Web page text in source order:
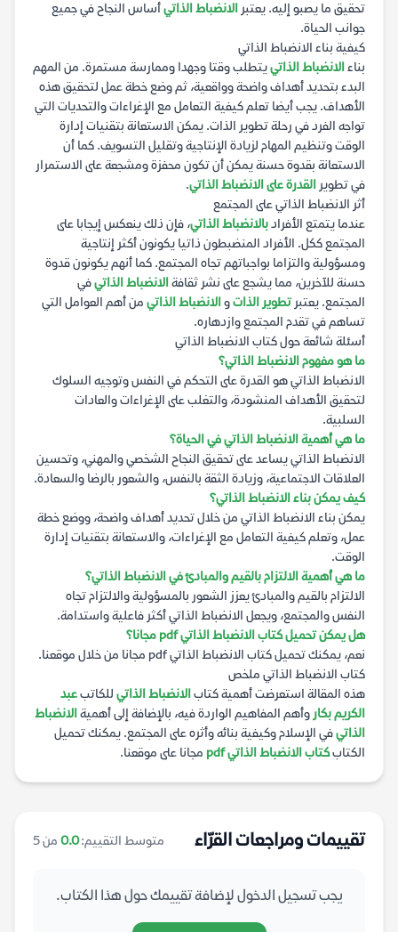
تحقيق ما يصبو إليه. يعتبر الانضباط الذاتيأساس النجاح في جميع
جوانب الحياة.
كيفية بناء الانضباط الذاتي
بناءالانضباط الذاتييتطلب وقتا وجهدا وممارسة مستمرة. من المهم
البدء بتحديد أهداف واضحة وواقعية، ثم وضع خطة عمل لتحقيق هذه
الأهداف. يجب أيضا تعلم كيفية التعامل مع الإغراءات والتحديات التي
تواجه الفرد في رحلة تطوير الذات. يمكن الاستعانة بتقنيات إدارة
الوقت وتنظيم المهام لزيادة الإنتاجية وتقليل التسويف. كما أن
الاستعانة بقدوة حسنة يمكن أن تكون محفزة ومشجعة على الاستمرار
في تطوير القدرة على الانضباط الذاتي.
أثر الانضباط الذاتي على المجتمع
عندما يتمتع الأفرادبالانضباط الذاتي، فإن ذلك ينعكس إيجابا على
المجتمع ككل. الأفراد المنضبطون ذاتيا يكونون أكثر إنتاجية
ومسؤولية والتزاما بواجباتهم تجاه المجتمع. كما أنهم يكونون قدوة
حسنة للآخرين، مما يشجع على نشر ثقافةالانضباط الذاتيفي
المجتمع. يعتبرتطوير الذاتوالانضباط الذاتي من أهم العوامل التي
تساهم في تقدم المجتمع وازدهاره.
أسئلة شائعة حول كتاب الانضباط الذاتي
ما هو مفهوم الانضباط الذاتي؟
الانضباط الذاتي هو القدرة على التحكم في النفس وتوجيه السلوك
لتحقيق الأهداف المنشودة، والتغلب على الإغراءات والعادات
السلبية.
ما هي أهمية الانضباط الذاتي في الحياة؟
الانضباط الذاتي يساعد على تحقيق النجاح الشخصي والمهني، وتحسين
العلاقات الاجتماعية، وزيادة الثقة بالنفس، والشعور بالرضا والسعادة.
كيف يمكن بناء الانضباط الذاتي؟
يمكن بناء الانضباط الذاتي من خلال تحديد أهداف واضحة، ووضع خطة
عمل، وتعلم كيفية التعامل مع الإغراءات، والاستعانة بتقنيات إدارة
الوقت.
ما هي أهمية الالتزام بالقيم والمبادئ في الانضباط الذاتي؟
الالتزام بالقيم والمبادئ يعزز الشعور بالمسؤولية والالتزام تجاه
النفس والمجتمع، ويجعل الانضباط الذاتي أكثر فاعلية واستدامة.
هل يمكن تحميل كتاب الانضباط الذاتي pdf مجانا؟
نعم، يمكنك تحميل كتاب الانضباط الذاتي pdf مجانا من خلال موقعنا.
كتاب الانضباط الذاتي ملخص
هذه المقالة استعرضت أهمية كتابالانضباط الذاتي للكاتبعبد
الكريم بكار وأهم المفاهيم الواردة فيه، بالإضافة إلى أهميةالانضباط
الذاتيفي الإسلام وكيفية بنائه وأثره على المجتمع. يمكنك تحميل
الكتابكتاب الانضباط الذاتي pdf مجانا على موقعنا.
تقييمات ومراجعات القرّاء متوسط التقييم:0.0 من 5
يجب تسجيل الدخول لإضافة تقييمك حول هذا الكتاب.